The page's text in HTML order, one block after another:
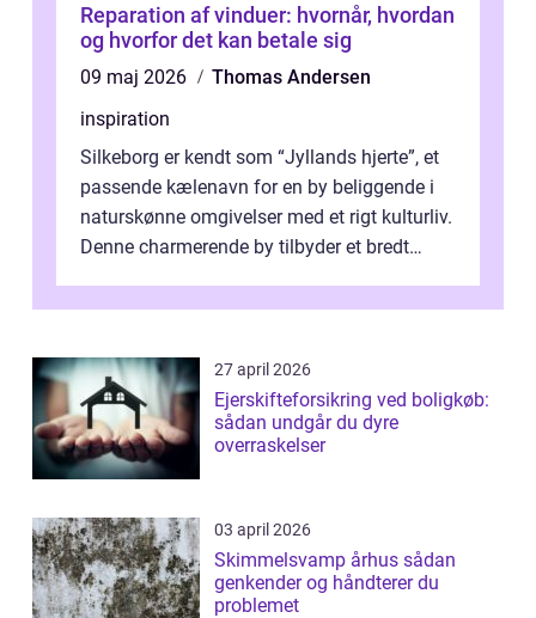
Reparation af vinduer: hvornår, hvordan
og hvorfor det kan betale sig
09 maj 2026
Thomas Andersen
inspiration
Silkeborg er kendt som “Jyllands hjerte”, et
passende kælenavn for en by beliggende i
naturskønne omgivelser med et rigt kulturliv.
Denne charmerende by tilbyder et bredt
27 april 2026
Ejerskifteforsikring ved boligkøb:
sådan undgår du dyre
overraskelser
03 april 2026
Skimmelsvamp århus sådan
genkender og håndterer du
problemet